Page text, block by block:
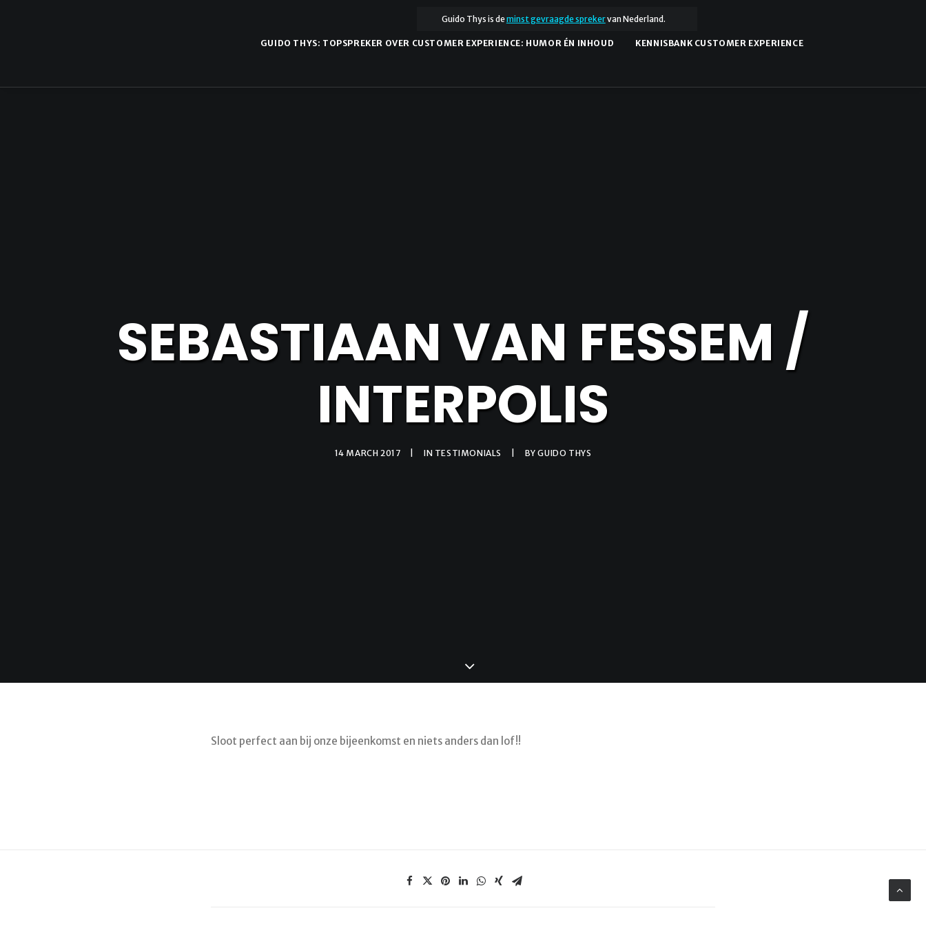
Guido Thys is deminst gevraagde sprekervan Nederland.
GUIDO THYS: TOPSPREKER OVER CUSTOMER EXPERIENCE: HUMOR ÉN INHOUD KENNISBANK CUSTOMER EXPERIENCE
SEBASTIAAN VAN FESSEM /
INTERPOLIS
14 MARCH 2017 IN TESTIMONIALS BYGUIDO THYS
Sloot perfect aan bij onze bijeenkomst en niets anders dan lof!!